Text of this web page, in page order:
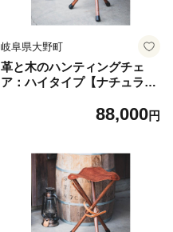
岐阜県大野町
革と木のハンティングチェ
ア：ハイタイプ【ナチュラ
し イタリアンレザー】
88,000円